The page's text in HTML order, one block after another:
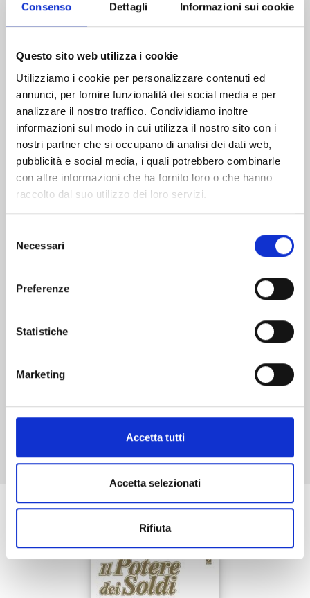
Consenso Dettagli Informazioni sui cookie
Questo sito web utilizza i cookie
Utilizziamo i cookie per personalizzare contenuti ed
annunci, per fornire funzionalità dei social media e per
analizzare il nostro traffico. Condividiamo inoltre
informazioni sul modo in cui utilizza il nostro sito con i
nostri partner che si occupano di analisi dei dati web,
pubblicità e social media, i quali potrebbero combinarle
con altre informazioni che ha fornito loro o che hanno
raccolto dal suo utilizzo dei loro servizi.
delNecessari
Preferenze
Statistiche
Marketing
Accetta tutti
Accetta selezionati
Rifiuta
Altri volumi della serie
Se ti è piaciuto prova anche: